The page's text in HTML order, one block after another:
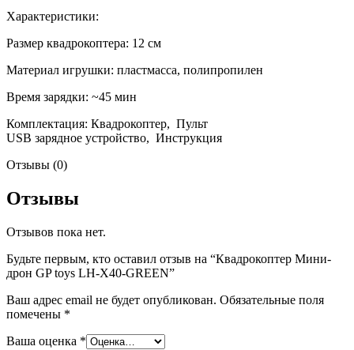
Характеристики:
Размер квадрокоптера: 12 см
Материал игрушки: пластмасса, полипропилен
Время зарядки: ~45 мин
Комплектация: Квадрокоптер, Пульт
USB зарядное устройство, Инструкция
Отзывы (0)
Отзывы
Отзывов пока нет.
Будьте первым, кто оставил отзыв на “Квадрокоптер Мини-
дрон GP toys LH-X40-GREEN”
Ваш адрес email не будет опубликован. Обязательные поля
помечены *
Ваша оценка *